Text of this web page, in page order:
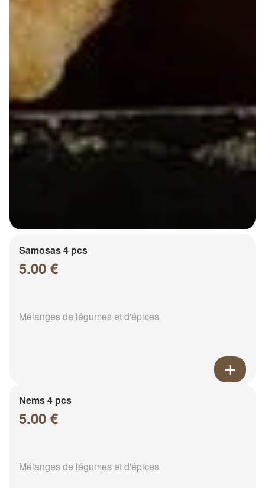
Samosas 4 pcs
5.00 €
Mélanges de légumes et d'épices
Nems 4 pcs
5.00 €
Mélanges de légumes et d'épices